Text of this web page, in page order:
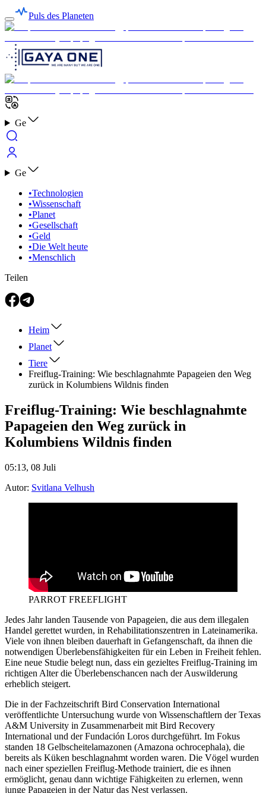
Puls des Planeten
Ge
Ge
•Technologien
•Wissenschaft
•Planet
•Gesellschaft
•Geld
•Die Welt heute
•Menschlich
Teilen
Heim
Planet
Tiere
Freiflug-Training: Wie beschlagnahmte Papageien den Weg
zurück in Kolumbiens Wildnis finden
Freiflug-Training: Wie beschlagnahmte
Papageien den Weg zurück in
Kolumbiens Wildnis finden
05:13, 08 Juli
Autor: Svitlana Velhush
PARROT FREEFLIGHT
Jedes Jahr landen Tausende von Papageien, die aus dem illegalen
Handel gerettet wurden, in Rehabilitationszentren in Lateinamerika.
Viele von ihnen bleiben dauerhaft in Gefangenschaft, da ihnen die
notwendigen Überlebensfähigkeiten für ein Leben in Freiheit fehlen.
Eine neue Studie belegt nun, dass ein gezieltes Freiflug-Training im
richtigen Alter die Überlebenschancen nach der Auswilderung
erheblich steigert.
Die in der Fachzeitschrift Bird Conservation International
veröffentlichte Untersuchung wurde von Wissenschaftlern der Texas
A&M University in Zusammenarbeit mit Bird Recovery
International und der Fundación Loros durchgeführt. Im Fokus
standen 18 Gelbscheitelamazonen (Amazona ochrocephala), die
bereits als Küken beschlagnahmt worden waren. Die Vögel wurden
nach einer speziellen Freiflug-Methode trainiert, die es ihnen
ermöglicht, genau dann wichtige Fähigkeiten zu erlernen, wenn
junge Papageien in der Natur das Nest verlassen.